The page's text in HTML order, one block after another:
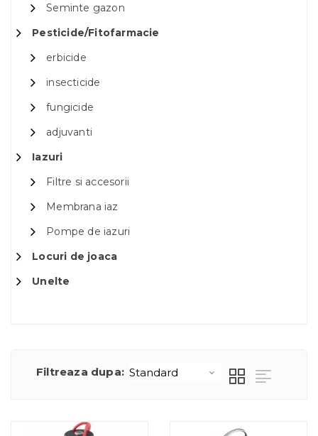
Seminte gazon
Pesticide/Fitofarmacie
erbicide
insecticide
fungicide
adjuvanti
Iazuri
Filtre si accesorii
Membrana iaz
Pompe de iazuri
Locuri de joaca
Unelte
Filtreaza dupa: